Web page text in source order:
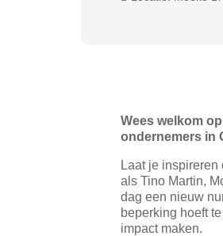
Wees welkom
ondernemers in
Laat je
als Tino Martin,
dag een nieuw
beperking hoeft
impact maken.